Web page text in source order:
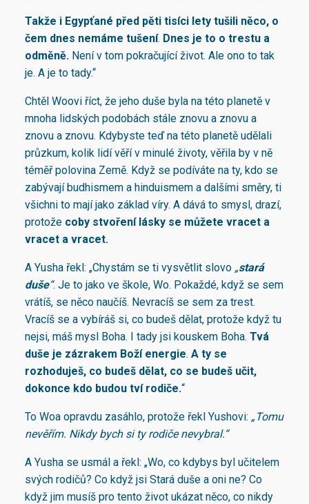
Takže i Egypťané před pěti tisíci lety tušili něco, o
čem dnes nemáme tušení. Dnes je to o trestu a
odměně. Není v tom pokračující život. Ale ono to tak
je. A je to tady.“
Chtěl Woovi říct, že jeho duše byla na této planetě v
mnoha lidských podobách stále znovu a znovu a
znovu a znovu. Kdybyste teď na této planetě udělali
průzkum, kolik lidí věří v minulé životy, věřila by v ně
téměř polovina Země. Když se podíváte na ty, kdo se
zabývají budhismem a hinduismem a dalšími směry, ti
všichni to mají jako základ víry. A dává to smysl, drazí,
protože coby stvoření lásky se můžete vracet a
vracet a vracet.
A Yusha řekl: „Chystám se ti vysvětlit slovo „stará
duše“. Je to jako ve škole, Wo. Pokaždé, když se sem
vrátíš, se něco naučíš. Nevracíš se sem za trest.
Vracíš se a vybíráš si, co budeš dělat, protože když tu
nejsi, máš mysl Boha. I tady jsi kouskem Boha. Tvá
duše je zázrakem Boží energie. A ty se
rozhoduješ, co budeš dělat, co se budeš učit,
dokonce kdo budou tví rodiče.“
To Woa opravdu zasáhlo, protože řekl Yushovi: „Tomu
nevěřím. Nikdy bych si ty rodiče nevybral.“
A Yusha se usmál a řekl: „Wo, co kdybys byl učitelem
svých rodičů? Co když jsi Stará duše a oni ne? Co
když jim musíš pro tento život ukázat něco, co nikdy